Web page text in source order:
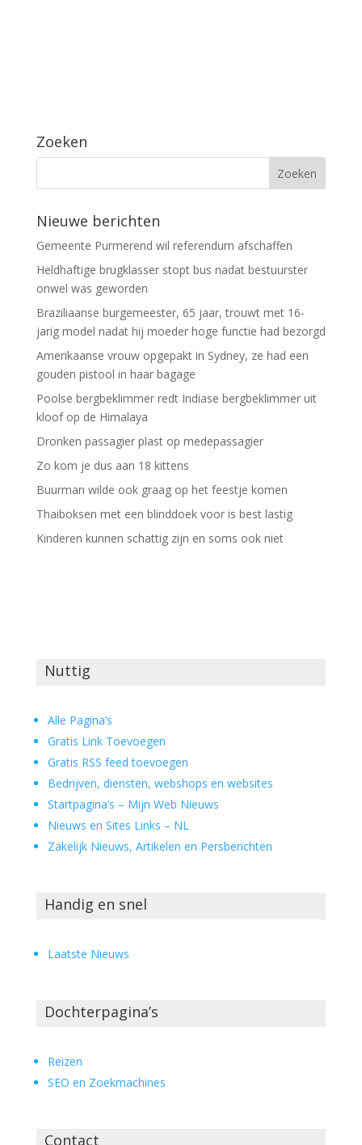
Zoeken
Nieuwe berichten
Gemeente Purmerend wil referendum afschaffen
Heldhaftige brugklasser stopt bus nadat bestuurster
onwel was geworden
Braziliaanse burgemeester, 65 jaar, trouwt met 16-
jarig model nadat hij moeder hoge functie had bezorgd
Amerikaanse vrouw opgepakt in Sydney, ze had een
gouden pistool in haar bagage
Poolse bergbeklimmer redt Indiase bergbeklimmer uit
kloof op de Himalaya
Dronken passagier plast op medepassagier
Zo kom je dus aan 18 kittens
Buurman wilde ook graag op het feestje komen
Thaiboksen met een blinddoek voor is best lastig
Kinderen kunnen schattig zijn en soms ook niet
Nuttig
Alle Pagina’s
Gratis Link Toevoegen
Gratis RSS feed toevoegen
Bedrijven, diensten, webshops en websites
Startpagina’s – Mijn Web Nieuws
Nieuws en Sites Links – NL
Zakelijk Nieuws, Artikelen en Persberichten
Handig en snel
Laatste Nieuws
Dochterpagina’s
Reizen
SEO en Zoekmachines
Contact